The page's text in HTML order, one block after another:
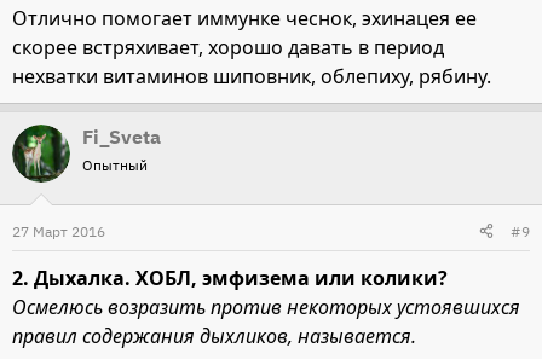
Отлично помогает иммунке чеснок, эхинацея ее
скорее встряхивает, хорошо давать в период
нехватки витаминов шиповник, облепиху, рябину.
Fi_Sveta
Опытный
27 Март 2016 #9
2. Дыхалка. ХОБЛ, эмфизема или колики?
Осмелюсь возразить против некоторых устоявшихся
правил содержания дыхликов, называется.